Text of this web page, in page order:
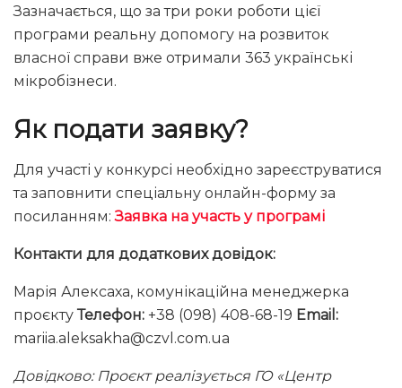
Зазначається, що за три роки роботи цієї
програми реальну допомогу на розвиток
власної справи вже отримали 363 українські
мікробізнеси.
Як подати заявку?
Для участі у конкурсі необхідно зареєструватися
та заповнити спеціальну онлайн-форму за
посиланням:Заявка на участь у програмі
Контакти для додаткових довідок:
Марія Алексаха, комунікаційна менеджерка
проєкту Телефон: +38 (098) 408-68-19 Email:
mariia.aleksakha@czvl.com.ua
Довідково: Проєкт реалізується ГО «Центр